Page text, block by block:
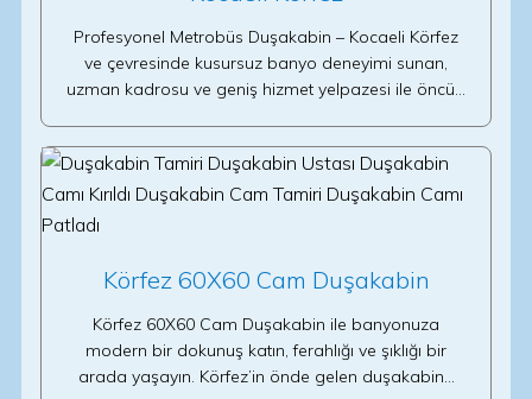
Profesyonel Metrobüs Duşakabin – Kocaeli Körfez
ve çevresinde kusursuz banyo deneyimi sunan,
uzman kadrosu ve geniş hizmet yelpazesi ile öncü…
Körfez 60X60 Cam Duşakabin
Körfez 60X60 Cam Duşakabin ile banyonuza
modern bir dokunuş katın, ferahlığı ve şıklığı bir
arada yaşayın. Körfez’in önde gelen duşakabin…